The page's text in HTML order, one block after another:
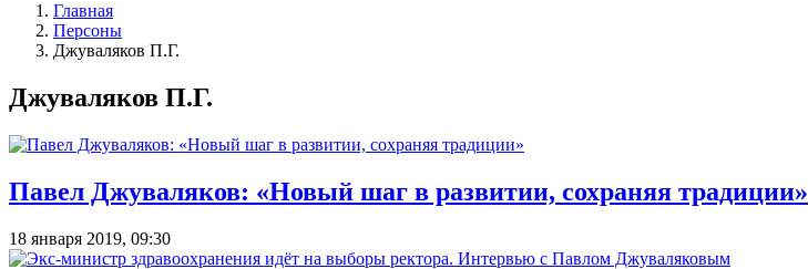
Главная
Персоны
Джуваляков П.Г.
Джуваляков П.Г.
Павел Джуваляков: «Новый шаг в развитии, сохраняя традиции»
18 января 2019, 09:30